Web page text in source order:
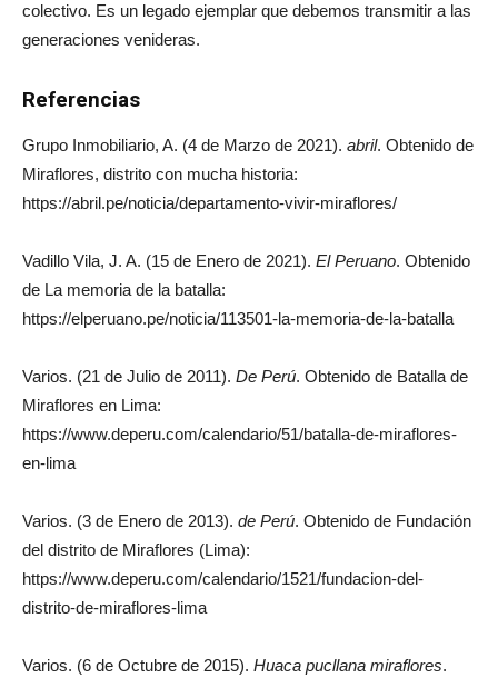
colectivo. Es un legado ejemplar que debemos transmitir a las
generaciones venideras.
Referencias
Grupo Inmobiliario, A. (4 de Marzo de 2021). abril. Obtenido de
Miraflores, distrito con mucha historia:
https://abril.pe/noticia/departamento-vivir-miraflores/
Vadillo Vila, J. A. (15 de Enero de 2021). El Peruano. Obtenido
de La memoria de la batalla:
https://elperuano.pe/noticia/113501-la-memoria-de-la-batalla
Varios. (21 de Julio de 2011). De Perú. Obtenido de Batalla de
Miraflores en Lima:
https://www.deperu.com/calendario/51/batalla-de-miraflores-
en-lima
Varios. (3 de Enero de 2013). de Perú. Obtenido de Fundación
del distrito de Miraflores (Lima):
https://www.deperu.com/calendario/1521/fundacion-del-
distrito-de-miraflores-lima
Varios. (6 de Octubre de 2015). Huaca pucllana miraflores.